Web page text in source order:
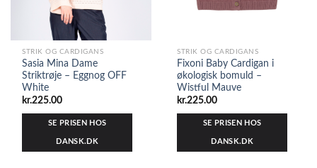
STRIK OG CARDIGANS
Sasia Mina Dame
Striktrøje – Eggnog OFF
White
kr.225.00
SE PRISEN HOS
DANSK.DK
STRIK OG CARDIGANS
Fixoni Baby Cardigan i
økologisk bomuld –
Wistful Mauve
kr.225.00
SE PRISEN HOS
DANSK.DK